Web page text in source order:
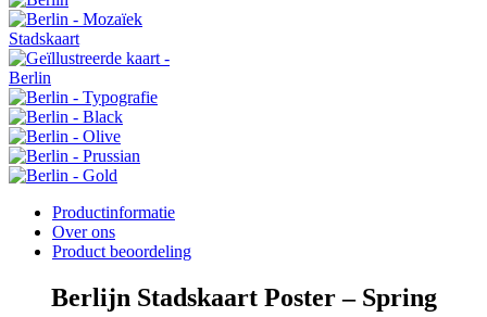
Productinformatie
Over ons
Product beoordeling
Berlijn Stadskaart Poster – Spring